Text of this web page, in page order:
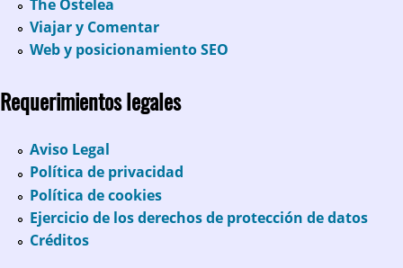
The Ostelea
Viajar y Comentar
Web y posicionamiento SEO
Requerimientos legales
Aviso Legal
Política de privacidad
Política de cookies
Ejercicio de los derechos de protección de datos
Créditos